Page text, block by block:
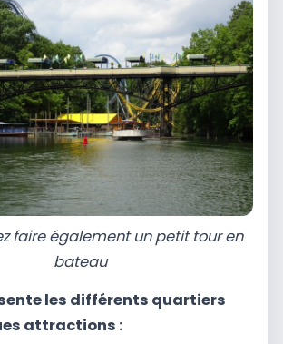
faire également un petit tour en
bateau
les différents quartiers
attractions :